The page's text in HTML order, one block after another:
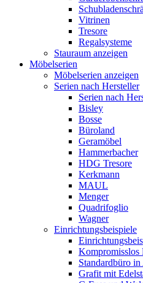
Vitrinen
Tresore
Regalsysteme
Stauraum anzeigen
Möbelserien
Möbelserien anzeigen
Serien nach Hersteller
Serien nach
Bisley
Bosse
Büroland
Geramöbel
Hammerbacher
HDG Tresore
Kerkmann
MAUL
Menger
Quadrifoglio
Wagner
Einrichtungsbeispiele
Kompromisslos
Standardbüro
Grafit mit